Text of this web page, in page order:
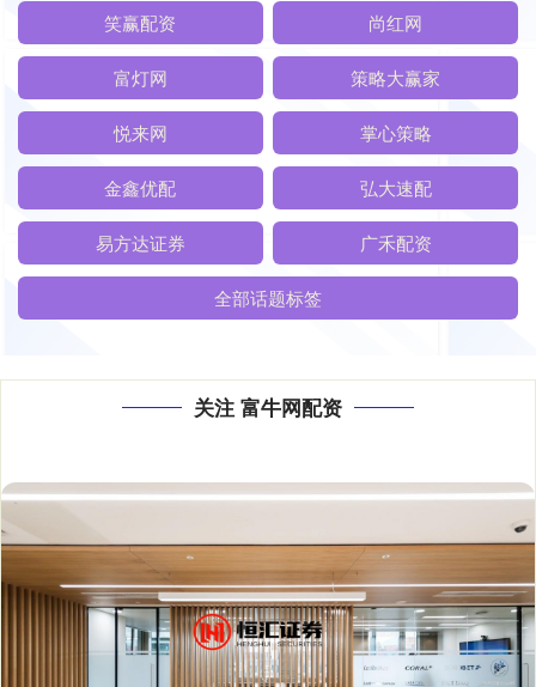
笑赢配资 尚红网
富灯网 策略大赢家
悦来网 掌心策略
金鑫优配 弘大速配
易方达证券 广禾配资
全部话题标签
关注 富牛网配资